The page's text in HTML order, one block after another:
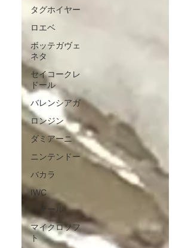
タグホイヤー
ロエベ
ボッテガヴェ
ネタ
セイコークレ
ドール
バレンシアガ
ロンジン
ダミアーニ
ニンテンドー
バカラ
IWC
カザール
マイクロソフ
ト